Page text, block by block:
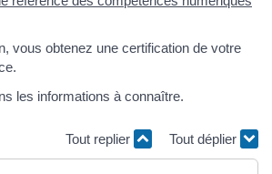
vous obtenez une certification de votre
les informations à connaître.
Tout replier Tout déplier